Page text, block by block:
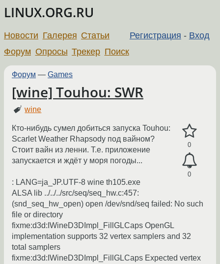
LINUX.ORG.RU
Регистрация - Вход
Новости Галерея Статьи
Форум Опросы Трекер Поиск
Форум — Games
[wine] Touhou: SWR
wine
0
0
Кто-нибудь сумел добиться запуска Touhou:
Scarlet Weather Rhapsody под вайном?
Стоит вайн из ленни. Т.е. приложение
запускается и ждёт у моря погоды...
: LANG=ja_JP.UTF-8 wine th105.exe
ALSA lib ../../../src/seq/seq_hw.c:457:
(snd_seq_hw_open) open /dev/snd/seq failed: No such
file or directory
fixme:d3d:IWineD3DImpl_FillGLCaps OpenGL
implementation supports 32 vertex samplers and 32
total samplers
fixme:d3d:IWineD3DImpl_FillGLCaps Expected vertex